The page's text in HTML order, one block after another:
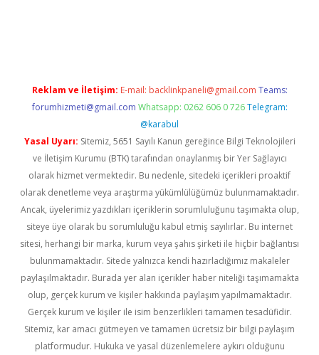
Reklam ve İletişim: E-mail: backlinkpaneli@gmail.com Teams:
forumhizmeti@gmail.com Whatsapp: 0262 606 0 726 Telegram:
@karabul
Yasal Uyarı: Sitemiz, 5651 Sayılı Kanun gereğince Bilgi Teknolojileri
ve İletişim Kurumu (BTK) tarafından onaylanmış bir Yer Sağlayıcı
olarak hizmet vermektedir. Bu nedenle, sitedeki içerikleri proaktif
olarak denetleme veya araştırma yükümlülüğümüz bulunmamaktadır.
Ancak, üyelerimiz yazdıkları içeriklerin sorumluluğunu taşımakta olup,
siteye üye olarak bu sorumluluğu kabul etmiş sayılırlar. Bu internet
sitesi, herhangi bir marka, kurum veya şahıs şirketi ile hiçbir bağlantısı
bulunmamaktadır. Sitede yalnızca kendi hazırladığımız makaleler
paylaşılmaktadır. Burada yer alan içerikler haber niteliği taşımamakta
olup, gerçek kurum ve kişiler hakkında paylaşım yapılmamaktadır.
Gerçek kurum ve kişiler ile isim benzerlikleri tamamen tesadüfidir.
Sitemiz, kar amacı gütmeyen ve tamamen ücretsiz bir bilgi paylaşım
platformudur. Hukuka ve yasal düzenlemelere aykırı olduğunu